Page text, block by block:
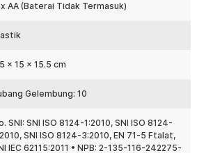
dengan bahan yang aman dan tidak
ini menggunakan tenaga baterai
baterai tipe AA yang sangat mudah
AA (Baterai Tidak Termasuk)
x 15 x 15.5 cm
Gelembung: 10
SNI: SNI ISO 8124-1:2010, SNI ISO 8124-
SNI ISO 8124-3:2010, EN 71-5 Ftalat,
IEC 62115:2011 • NPB: 2-135-116-242275-